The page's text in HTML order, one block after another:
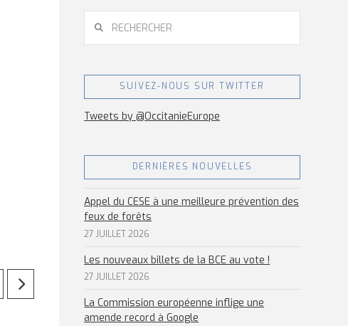
JUILLET 27, 2026
SUIVEZ-NOUS SUR TWITTER
Tweets by @OccitanieEurope
DERNIÈRES NOUVELLES
Appel du CESE à une meilleure prévention des
feux de forêts
27 JUILLET 2026
Les nouveaux billets de la BCE au vote !
27 JUILLET 2026
La Commission européenne inflige une
amende record à Google